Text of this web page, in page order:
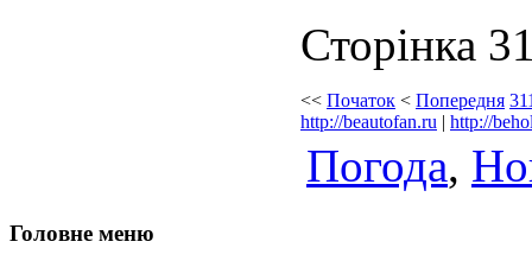
Сторінка
<< Початок < Попередня
http://beautofan.ru | http://
Погода,
Головне меню